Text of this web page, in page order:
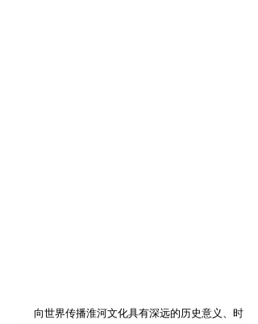
向世界传播淮河文化具有深远的历史意义、时